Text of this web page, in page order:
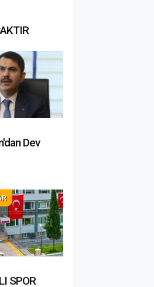
Dev
SPOR